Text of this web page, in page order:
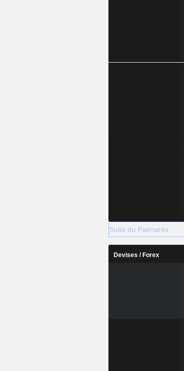
Suite du Palmarès
Devises / Forex